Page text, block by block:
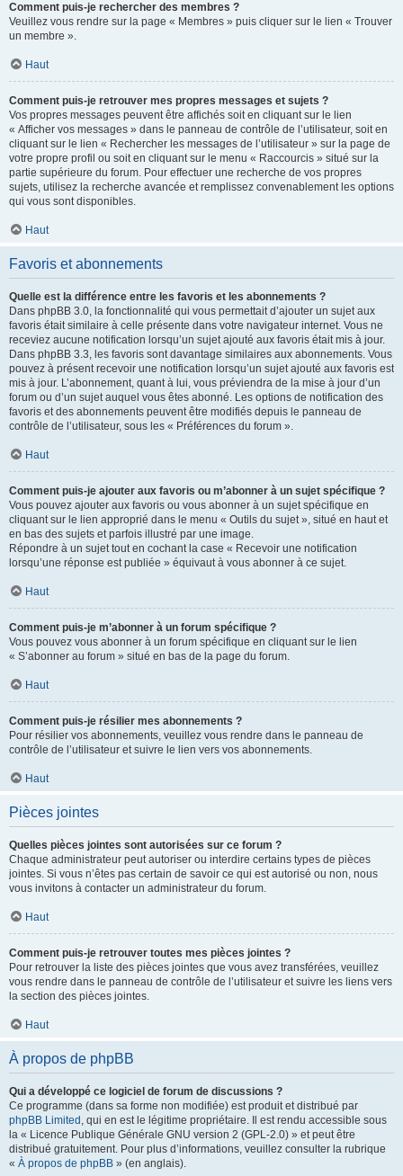
Comment puis-je rechercher des membres ?
Veuillez vous rendre sur la page « Membres » puis cliquer sur le lien « Trouver
un membre ».
Haut
Comment puis-je retrouver mes propres messages et sujets ?
Vos propres messages peuvent être affichés soit en cliquant sur le lien
« Afficher vos messages » dans le panneau de contrôle de l’utilisateur, soit en
cliquant sur le lien « Rechercher les messages de l’utilisateur » sur la page de
votre propre profil ou soit en cliquant sur le menu « Raccourcis » situé sur la
partie supérieure du forum. Pour effectuer une recherche de vos propres
sujets, utilisez la recherche avancée et remplissez convenablement les options
qui vous sont disponibles.
Haut
Favoris et abonnements
Quelle est la différence entre les favoris et les abonnements ?
Dans phpBB 3.0, la fonctionnalité qui vous permettait d’ajouter un sujet aux
favoris était similaire à celle présente dans votre navigateur internet. Vous ne
receviez aucune notification lorsqu’un sujet ajouté aux favoris était mis à jour.
Dans phpBB 3.3, les favoris sont davantage similaires aux abonnements. Vous
pouvez à présent recevoir une notification lorsqu’un sujet ajouté aux favoris est
mis à jour. L’abonnement, quant à lui, vous préviendra de la mise à jour d’un
forum ou d’un sujet auquel vous êtes abonné. Les options de notification des
favoris et des abonnements peuvent être modifiés depuis le panneau de
contrôle de l’utilisateur, sous les « Préférences du forum ».
Haut
Comment puis-je ajouter aux favoris ou m’abonner à un sujet spécifique ?
Vous pouvez ajouter aux favoris ou vous abonner à un sujet spécifique en
cliquant sur le lien approprié dans le menu « Outils du sujet », situé en haut et
en bas des sujets et parfois illustré par une image.
Répondre à un sujet tout en cochant la case « Recevoir une notification
lorsqu’une réponse est publiée » équivaut à vous abonner à ce sujet.
Haut
Comment puis-je m’abonner à un forum spécifique ?
Vous pouvez vous abonner à un forum spécifique en cliquant sur le lien
« S’abonner au forum » situé en bas de la page du forum.
Haut
Comment puis-je résilier mes abonnements ?
Pour résilier vos abonnements, veuillez vous rendre dans le panneau de
contrôle de l’utilisateur et suivre le lien vers vos abonnements.
Haut
Pièces jointes
Quelles pièces jointes sont autorisées sur ce forum ?
Chaque administrateur peut autoriser ou interdire certains types de pièces
jointes. Si vous n’êtes pas certain de savoir ce qui est autorisé ou non, nous
vous invitons à contacter un administrateur du forum.
Haut
Comment puis-je retrouver toutes mes pièces jointes ?
Pour retrouver la liste des pièces jointes que vous avez transférées, veuillez
vous rendre dans le panneau de contrôle de l’utilisateur et suivre les liens vers
la section des pièces jointes.
Haut
À propos de phpBB
Qui a développé ce logiciel de forum de discussions ?
Ce programme (dans sa forme non modifiée) est produit et distribué par
phpBB Limited , qui en est le légitime propriétaire. Il est rendu accessible sous
la « Licence Publique Générale GNU version 2 (GPL-2.0) » et peut être
distribué gratuitement. Pour plus d’informations, veuillez consulter la rubrique
« À propos de phpBB » (en anglais).